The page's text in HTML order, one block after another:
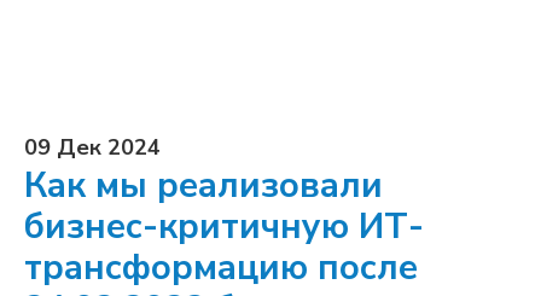
09 Дек 2024
Как мы реализовали
бизнес-критичную ИТ-
трансформацию после